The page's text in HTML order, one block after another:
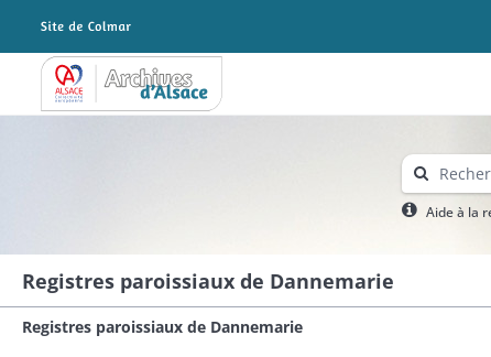
Archives Alsace - Colmar
Aide à la
Registres paroissiaux de Dannemarie
Registres paroissiaux de Dannemarie